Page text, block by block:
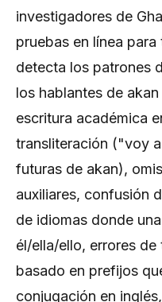
investigadores de
pruebas en línea
detecta los patrones
los hablantes de
escritura académica
transliteración ("voy
futuras de akan),
auxiliares, confusión
de idiomas donde
él/ella/ello, errores
basado en prefijos
conjugación en